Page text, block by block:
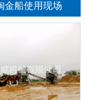
金船使用现场